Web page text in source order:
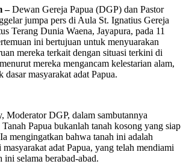
–Dewan Gereja Papua (DGP) dan Pastor
jumpa pers di Aula St. Ignatius Gereja
Terang Dunia Waena, Jayapura, pada 11
ini bertujuan untuk menyuarakan
mereka terkait dengan situasi terkini di
mereka mengancam kelestarian alam,
dasar masyarakat adat Papua.
Moderator DGP, dalam sambutannya
Papua bukanlah tanah kosong yang siap
mengingatkan bahwa tanah ini adalah
adat Papua, yang telah mendiami
ini selama berabad-abad.